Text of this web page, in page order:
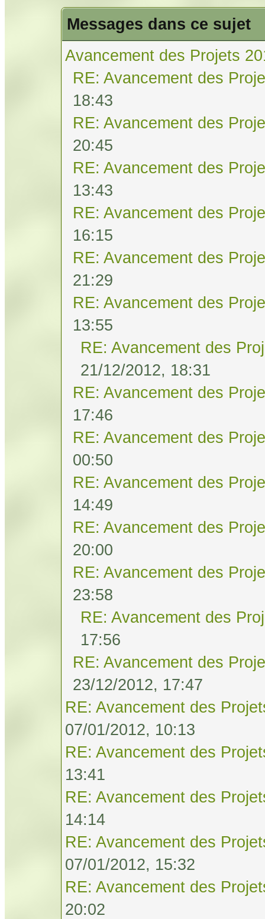
Messages dans ce sujet
Avancement des Projets
RE: Avancement des
18:43
RE: Avancement des
20:45
RE: Avancement des
13:43
RE: Avancement des
16:15
RE: Avancement des
21:29
RE: Avancement des
13:55
RE: Avancement des
21/12/2012, 18:31
RE: Avancement des
17:46
RE: Avancement des
00:50
RE: Avancement des
14:49
RE: Avancement des
20:00
RE: Avancement des
23:58
RE: Avancement des
17:56
RE: Avancement des
23/12/2012, 17:47
RE: Avancement des
07/01/2012, 10:13
RE: Avancement des
13:41
RE: Avancement des
14:14
RE: Avancement des
07/01/2012, 15:32
RE: Avancement des
20:02